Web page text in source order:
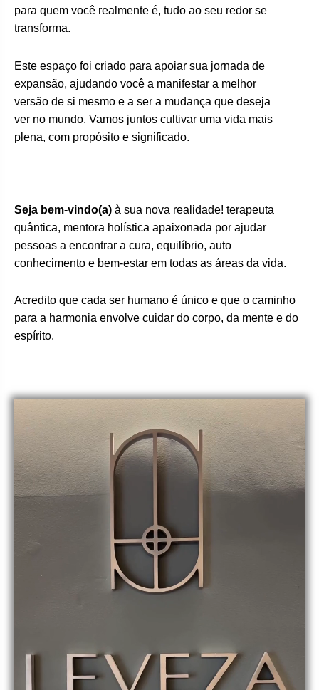
para quem você realmente é, tudo ao seu redor se
transforma.
Este espaço foi criado para apoiar sua jornada de
expansão, ajudando você a manifestar a melhor
versão de si mesmo e a ser a mudança que deseja
ver no mundo. Vamos juntos cultivar uma vida mais
plena, com propósito e significado.
Seja bem-vindo(a) à sua nova realidade! terapeuta
quântica, mentora holística apaixonada por ajudar
pessoas a encontrar a cura, equilíbrio, auto
conhecimento e bem-estar em todas as áreas da vida.
Acredito que cada ser humano é único e que o caminho
para a harmonia envolve cuidar do corpo, da mente e do
espírito.